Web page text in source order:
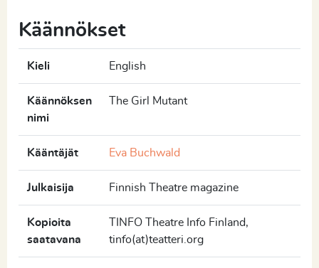
Käännökset
Kieli English
Käännöksen
nimi
The Girl Mutant
Kääntäjät Eva Buchwald
Julkaisija Finnish Theatre magazine
Kopioita
saatavana
TINFO Theatre Info Finland,
tinfo(at)teatteri.org